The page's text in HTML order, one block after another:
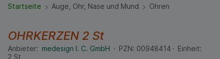
Startseite Auge, Ohr, Nase und Mund Ohren
OHRKERZEN 2 St
Anbieter: medesign I. C. GmbH PZN: 00948414
Einheit:
2 St